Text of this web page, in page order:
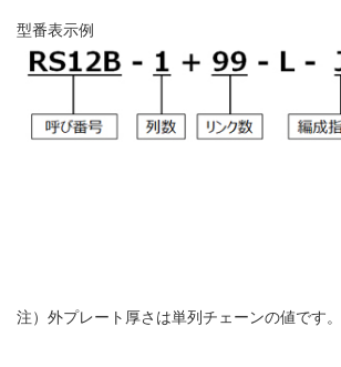
型番表示例
注）外プレート厚さは単列チェーンの値です